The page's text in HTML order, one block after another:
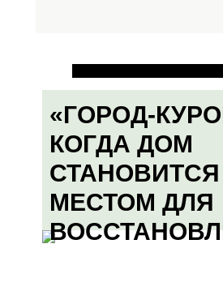
«ГОРОД-
КОГДА ДОМ
СТАНОВИТСЯ
МЕСТОМ ДЛЯ